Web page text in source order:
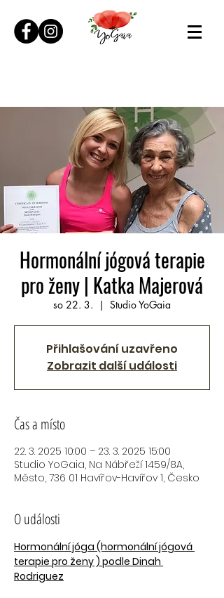
Hormonální jógová terapie
pro ženy | Katka Majerová
so 22. 3.
  |
Studio YoGaia
Přihlašování uzavřeno
Zobrazit další události
Čas a místo
22. 3. 2025 10:00 – 23. 3. 2025 15:00
Studio YoGaia, Na Nábřeží 1459/8A,
Město, 736 01 Havířov-Havířov 1, Česko
O události
Hormonální jóga (hormonální jógová
terapie pro ženy ) podle Dinah
Rodriguez